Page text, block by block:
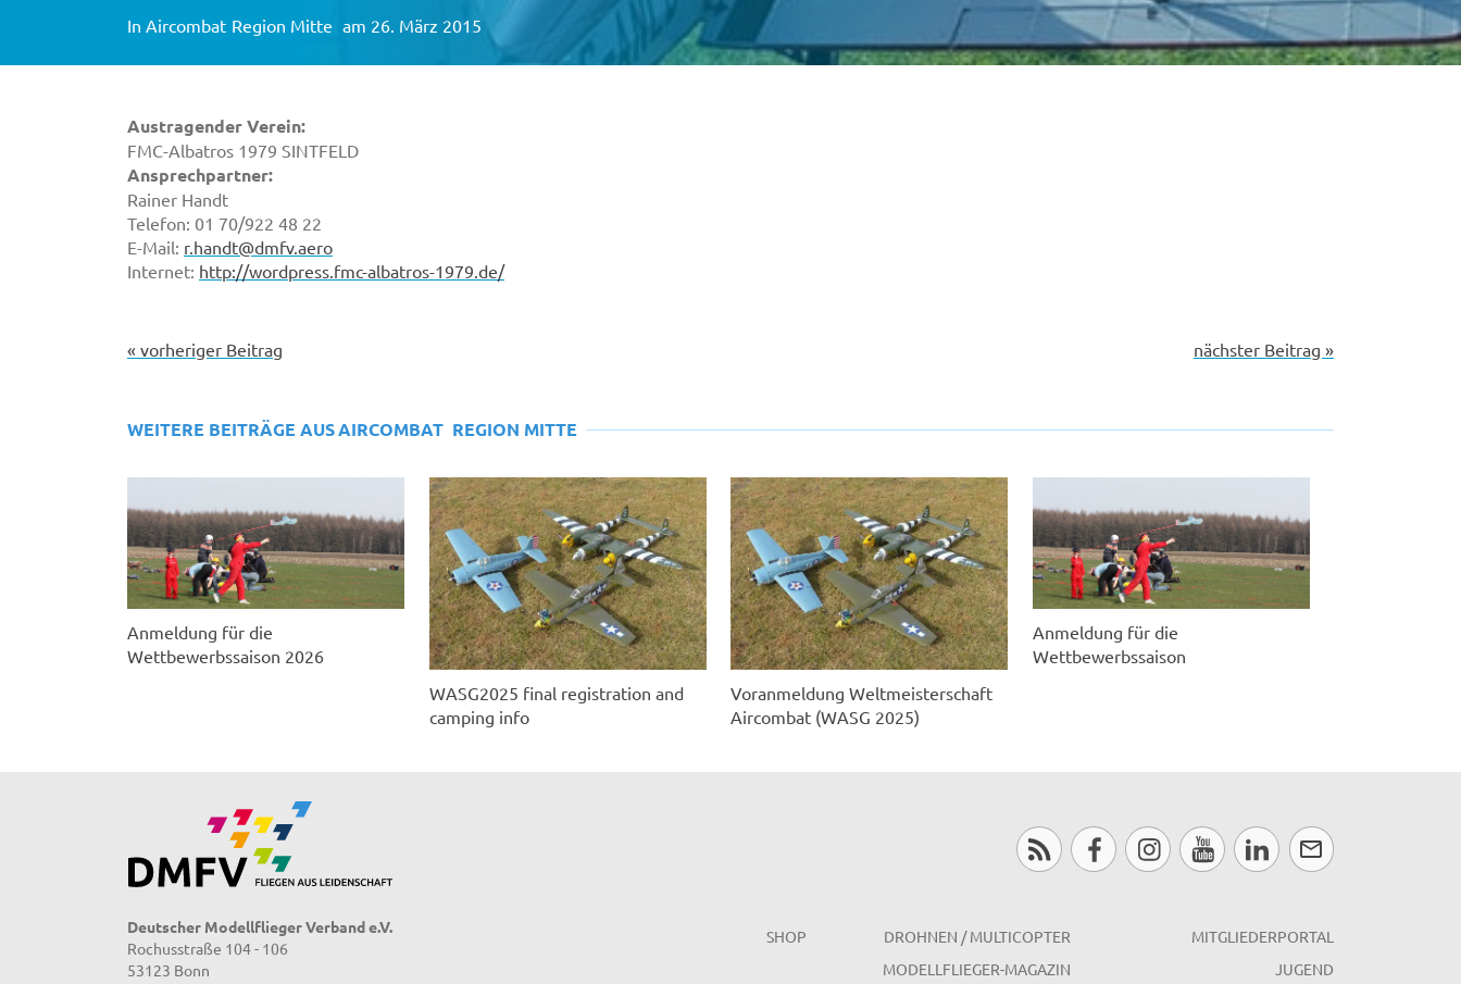
In Aircombat Region Mitte am 26. März 2015
Austragender Verein:
FMC-Albatros 1979 SINTFELD
Ansprechpartner:
Rainer Handt
Telefon: 01 70/922 48 22
E-Mail: r.handt@dmfv.aero
Internet: http://wordpress.fmc-albatros-1979.de/
« vorheriger Beitrag nächster Beitrag »
WEITERE BEITRÄGE AUSAIRCOMBAT REGION MITTE
Anmeldung für die
Wettbewerbssaison 2026
WASG2025 final registration and
camping info
Voranmeldung Weltmeisterschaft
Aircombat (WASG 2025)
Anmeldung für die
Wettbewerbssaison
Deutscher Modellflieger Verband e.V.
Rochusstraße 104 - 106
53123 Bonn
SHOP
DROHNEN / MULTICOPTER
MODELLFLIEGER-MAGAZIN
MITGLIEDERPORTAL
JUGEND